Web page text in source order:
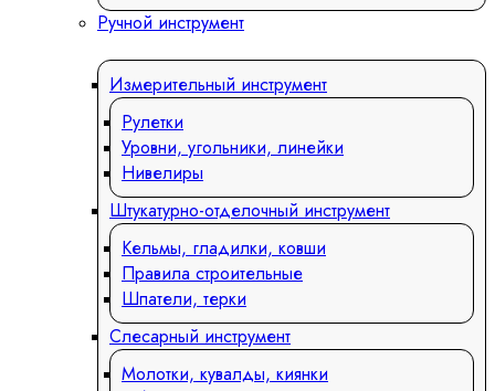
Ручной инструмент
Измерительный инструмент
Рулетки
Уровни, угольники, линейки
Нивелиры
Штукатурно-отделочный инструмент
Кельмы, гладилки, ковши
Правила строительные
Шпатели, терки
Слесарный инструмент
Молотки, кувалды, киянки